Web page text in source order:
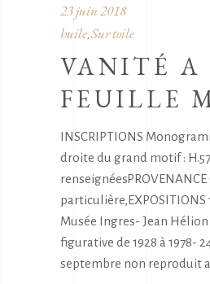
23 juin 2018
huile Sur toile
VANITÉ A
FEUILLE
INSCRIPTIONS
droite du grand motif :
particulière,EXPOSITIONS
Musée Ingres- Jean Hélion
figurative de 1928 à 1978-
septembre non reproduit